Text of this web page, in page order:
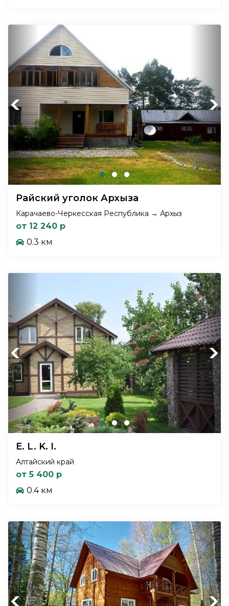
Previous Next
Райский уголок Архыза
Карачаево-Черкесская Республика → Архыз
от 12 240 р
0.3 км
Previous Next
E. L. K. I.
Алтайский край
от 5 400 р
0.4 км
Previous Next